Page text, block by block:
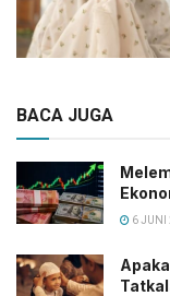
BACA JUGA
6 JUNI